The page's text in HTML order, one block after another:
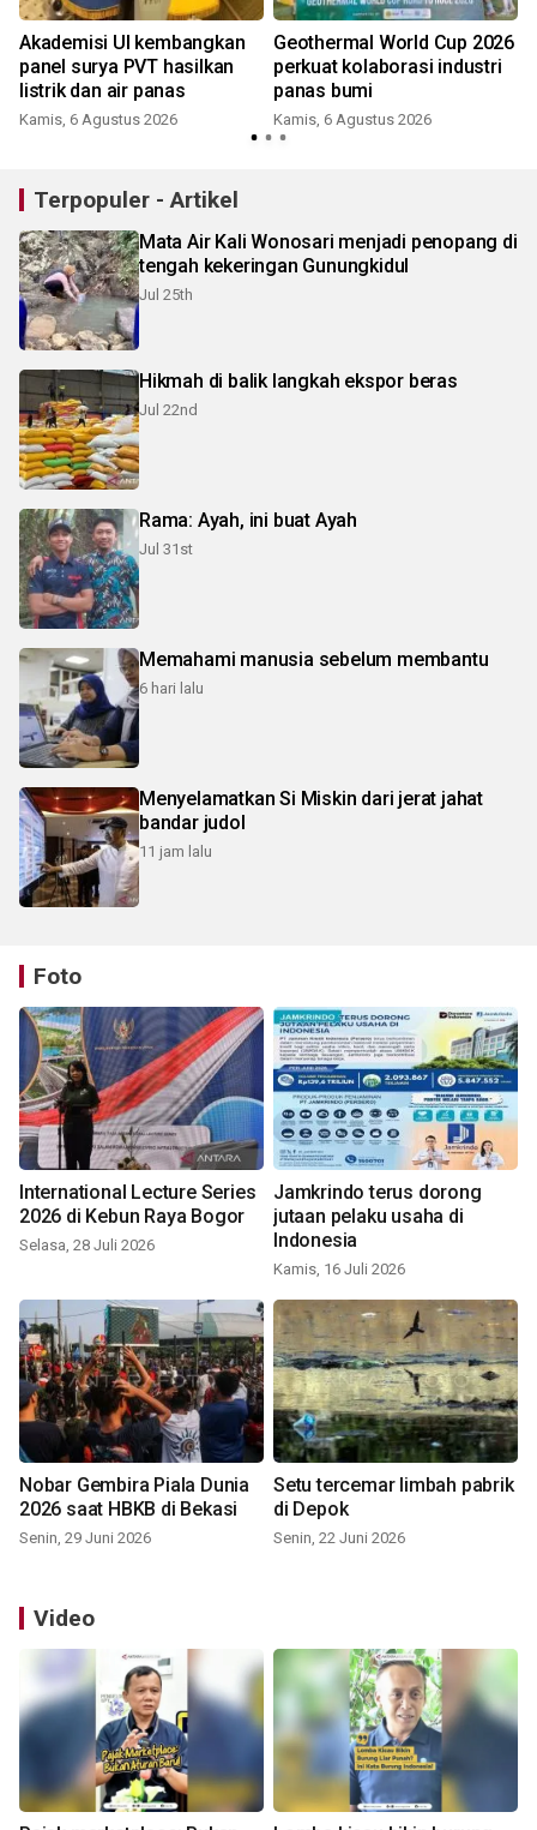
Akademisi UI kembangkan
panel surya PVT hasilkan
listrik dan air panas
Kamis, 6 Agustus 2026
Geothermal World Cup 2026
perkuat kolaborasi industri
panas bumi
Kamis, 6 Agustus 2026
Terpopuler - Artikel
Mata Air Kali Wonosari menjadi penopang di
tengah kekeringan Gunungkidul
Jul 25th
Hikmah di balik langkah ekspor beras
Jul 22nd
Rama: Ayah, ini buat Ayah
Jul 31st
Memahami manusia sebelum membantu
6 hari lalu
Menyelamatkan Si Miskin dari jerat jahat
bandar judol
11 jam lalu
Foto
International Lecture Series
2026 di Kebun Raya Bogor
Selasa, 28 Juli 2026
Jamkrindo terus dorong
jutaan pelaku usaha di
Indonesia
Kamis, 16 Juli 2026
Nobar Gembira Piala Dunia
2026 saat HBKB di Bekasi
Senin, 29 Juni 2026
Setu tercemar limbah pabrik
di Depok
Senin, 22 Juni 2026
Video